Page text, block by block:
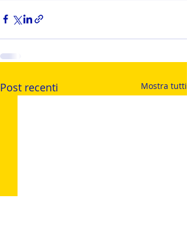
Post recenti Mostra tutti